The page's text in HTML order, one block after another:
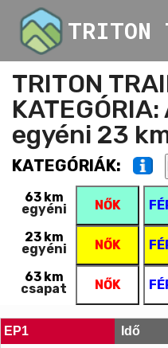
TRITON
TRITON
egyéni 23
KATEGÓRIÁK:
63 km
egyéni NŐK
23 km
egyéni NŐK
63 km
csapat NŐK
EP1 Idő